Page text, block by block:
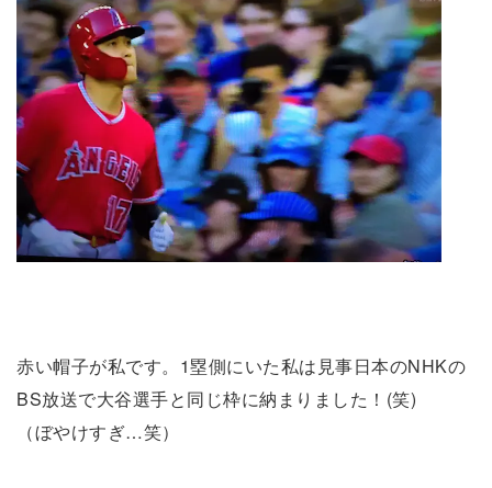
赤い帽子が私です。1塁側にいた私は見事日本のNHKの
BS放送で大谷選手と同じ枠に納まりました！(笑)
（ぼやけすぎ…笑）